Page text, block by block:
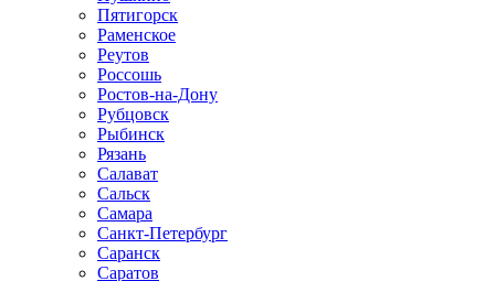
Пятигорск
Раменское
Реутов
Россошь
Ростов-на-Дону
Рубцовск
Рыбинск
Рязань
Салават
Сальск
Самара
Санкт-Петербург
Саранск
Саратов